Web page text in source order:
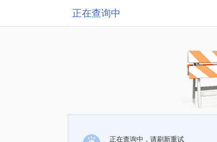
正在查询中
正在查询中，请刷新重试